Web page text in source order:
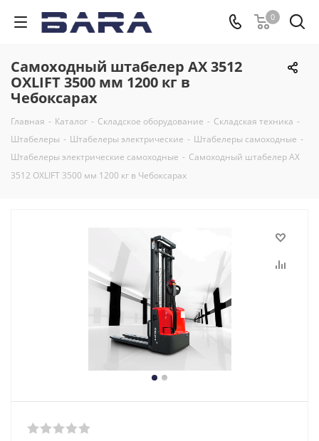
0
Самоходный штабелер AX 3512
OXLIFT 3500 мм 1200 кг в
Чебоксарах
Главная - Каталог - Складское оборудование - Складская техника -
Штабелеры - Штабелеры электрические - Штабелеры самоходные -
Штабелеры электрические самоходные - Самоходный штабелер AX
3512 OXLIFT 3500 мм 1200 кг в Чебоксарах